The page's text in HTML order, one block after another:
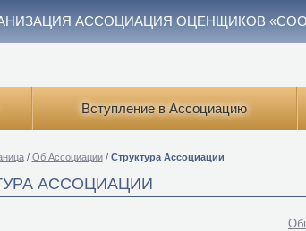
АССОЦИАЦИЯ ОЦЕНЩИКОВ
Вступление в Ассоциацию
/ Об Ассоциации / Структура Ассоциации
АССОЦИАЦИИ